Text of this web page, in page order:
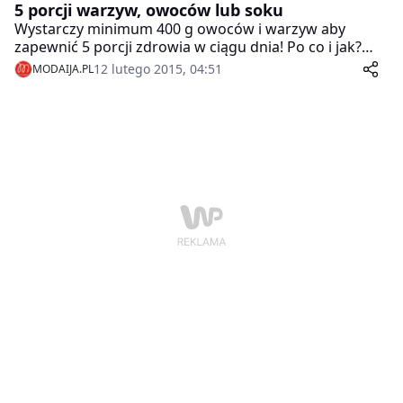
5 porcji warzyw, owoców lub soku
Wystarczy minimum 400 g owoców i warzyw aby
zapewnić 5 porcji zdrowia w ciągu dnia! Po co i jak?
Wszystkie odpowiedzi znajdą się w startującej właśnie,
czwartej już edycji, kampanii edukacyjno-informacyjnej
MODAIJA.PL12 lutego 2015, 04:51